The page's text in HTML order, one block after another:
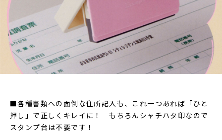
■各種書類への面倒な住所記入も、これ一つあれば「ひと
押し」で正しくキレイに！ もちろんシャチハタ印なので
スタンプ台は不要です！